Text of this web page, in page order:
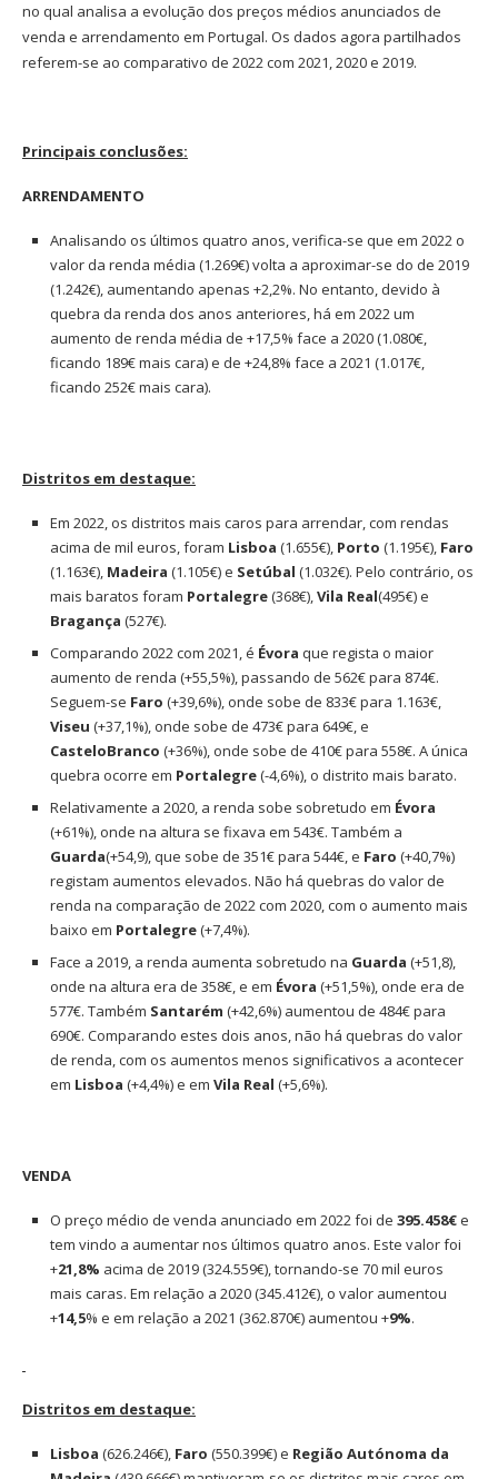
no qual analisa a evolução dos preços médios anunciados de
venda e arrendamento em Portugal. Os dados agora partilhados
referem-se ao comparativo de 2022 com 2021, 2020 e 2019.
Principais conclusões:
ARRENDAMENTO
Analisando os últimos quatro anos, verifica-se que em 2022 o
valor da renda média (1.269€) volta a aproximar-se do de 2019
(1.242€), aumentando apenas +2,2%. No entanto, devido à
quebra da renda dos anos anteriores, há em 2022 um
aumento de renda média de +17,5% face a 2020 (1.080€,
ficando 189€ mais cara) e de +24,8% face a 2021 (1.017€,
ficando 252€ mais cara).
Distritos em destaque:
Em 2022, os distritos mais caros para arrendar, com rendas
acima de mil euros, foram Lisboa (1.655€), Porto (1.195€), Faro
(1.163€), Madeira (1.105€) e Setúbal (1.032€). Pelo contrário, os
mais baratos foram Portalegre(368€),Vila Real(495€) e
Bragança (527€).
Comparando 2022 com 2021, é Évora que regista o maior
aumento de renda (+55,5%), passando de 562€ para 874€.
Seguem-se Faro (+39,6%), onde sobe de 833€ para 1.163€,
Viseu (+37,1%), onde sobe de 473€ para 649€, e
CasteloBranco (+36%), onde sobe de 410€ para 558€. A única
quebra ocorre em Portalegre(-4,6%), o distrito mais barato.
Relativamente a 2020, a renda sobe sobretudo em Évora
(+61%), onde na altura se fixava em 543€. Também a
Guarda(+54,9), que sobe de 351€ para 544€, e Faro (+40,7%)
registam aumentos elevados. Não há quebras do valor de
renda na comparação de 2022 com 2020, com o aumento mais
baixo em Portalegre(+7,4%).
Face a 2019, a renda aumenta sobretudo na Guarda (+51,8),
onde na altura era de 358€, e em Évora (+51,5%), onde era de
577€. Também Santarém (+42,6%) aumentou de 484€ para
690€. Comparando estes dois anos, não há quebras do valor
de renda, com os aumentos menos significativos a acontecer
em Lisboa (+4,4%) e em Vila Real (+5,6%).
VENDA
O preço médio de venda anunciado em 2022 foi de 395.458€e
tem vindo a aumentar nos últimos quatro anos. Este valor foi
+21,8% acima de 2019 (324.559€), tornando-se 70 mil euros
mais caras. Em relação a 2020 (345.412€), o valor aumentou
+14,5% e em relação a 2021 (362.870€) aumentou +9%.
Distritos em destaque:
Lisboa (626.246€), Faro (550.399€) e Região Autónoma da